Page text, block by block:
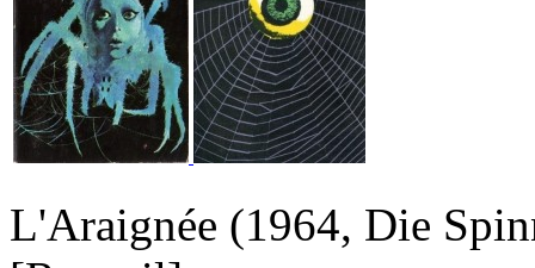
L'Araignée (1964, Die